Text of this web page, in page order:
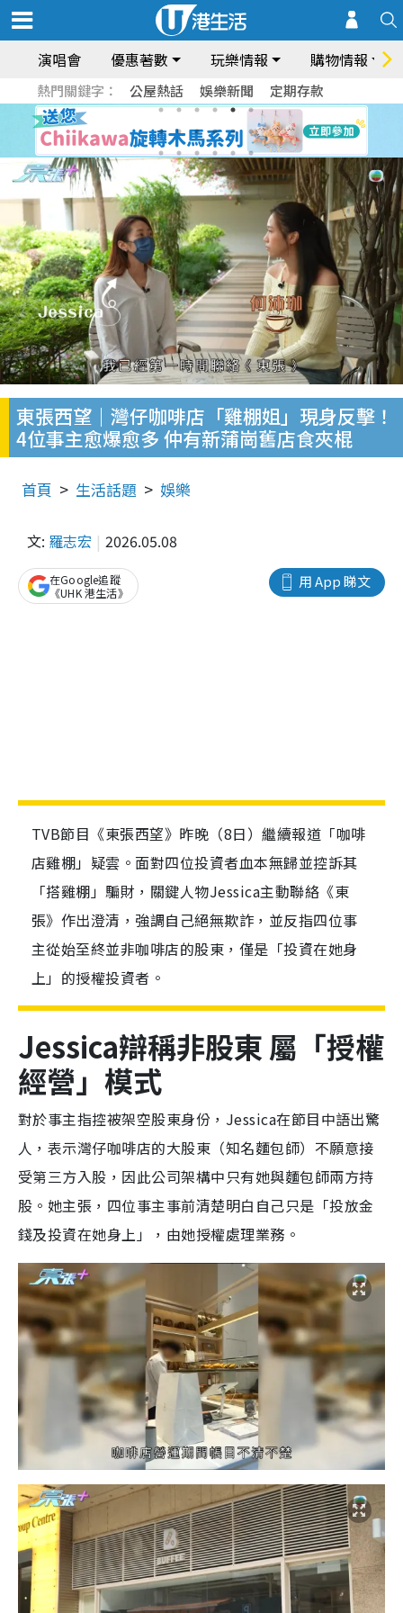
演唱會 優惠著數 玩樂情報 購物情報
熱門關鍵字： 公屋熱話 娛樂新聞 定期存款
東張西望｜灣仔咖啡店「雞棚姐」現身反擊！
4位事主愈爆愈多 仲有新蒲崗舊店食夾棍
首頁 生活話題 娛樂
文: 羅志宏 2026.05.08
用 App 睇文
在Google追蹤
《UHK 港生活》
TVB節目《東張西望》昨晚（8日）繼續報道「咖啡
店雞棚」疑雲。面對四位投資者血本無歸並控訴其
「搭雞棚」騙財，關鍵人物Jessica主動聯絡《東
張》作出澄清，強調自己絕無欺詐，並反指四位事
主從始至終並非咖啡店的股東，僅是「投資在她身
上」的授權投資者。
Jessica辯稱非股東 屬「授權
經營」模式
對於事主指控被架空股東身份，Jessica在節目中語出驚
人，表示灣仔咖啡店的大股東（知名麵包師）不願意接
受第三方入股，因此公司架構中只有她與麵包師兩方持
股。她主張，四位事主事前清楚明白自己只是「投放金
錢及投資在她身上」，由她授權處理業務。